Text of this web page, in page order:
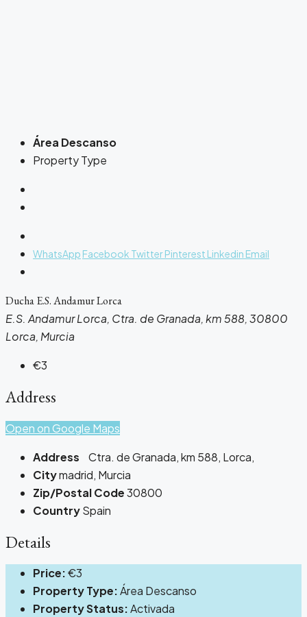
Área Descanso
Property Type
WhatsApp Facebook TwitterPinterest Linkedin Email
Ducha E.S. Andamur Lorca
E.S. Andamur Lorca, Ctra. de Granada, km 588, 30800
Lorca, Murcia
€3
Address
Open on Google Maps
Address
Ctra. de Granada, km 588, Lorca,
Citymadrid, Murcia
Zip/Postal Code30800
CountrySpain
Details
Price:€3
Property Type:Área Descanso
Property Status:Activada